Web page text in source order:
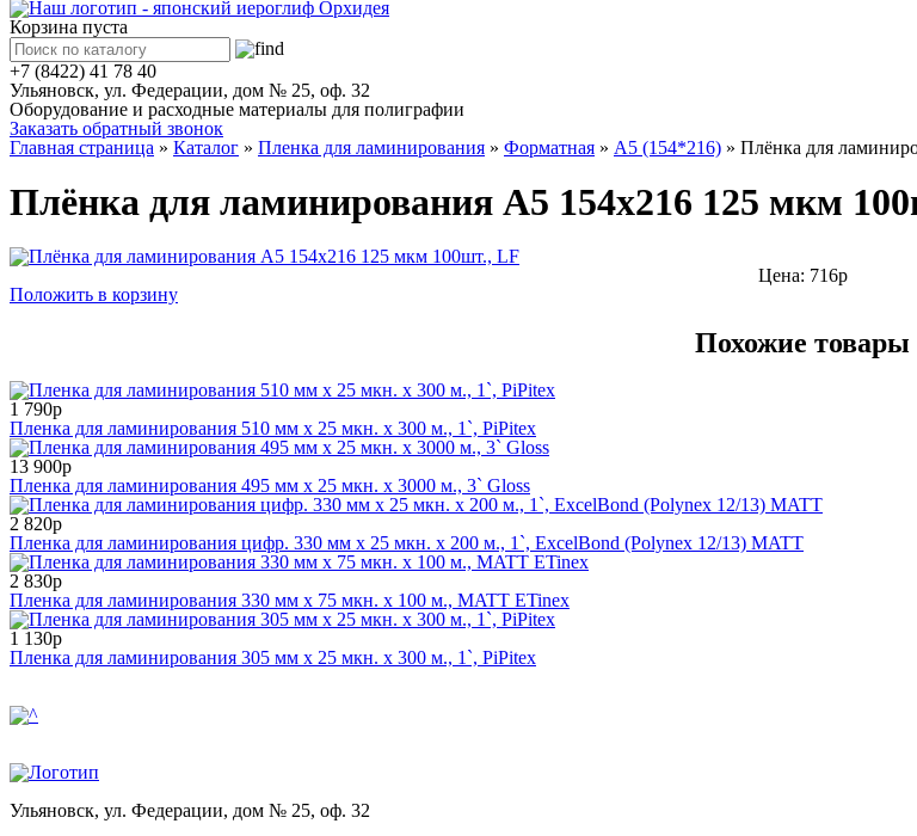
Корзина пуста
+7 (8422) 41 78 40
Ульяновск, ул. Федерации, дом № 25, оф. 32
Оборудование и расходные материалы для полиграфии
Заказать обратный звонок
Главная страница » Каталог » Пленка для ламинирования » Форматная » А5 (154*216) » Плёнка для
Плёнка для ламинирования А5 154х216 125 мкм
Цена: 716р
Положить в корзину
Похожие товары
1 790р
Пленка для ламинирования 510 мм x 25 мкн. x 300 м., 1`, PiPitex
13 900р
Пленка для ламинирования 495 мм x 25 мкн. x 3000 м., 3` Gloss
2 820р
Пленка для ламинирования цифр. 330 мм x 25 мкн. x 200 м., 1`, ExcelBond (Polynex 12/13) MATT
2 830р
Пленка для ламинирования 330 мм x 75 мкн. x 100 м., MATT ETinex
1 130р
Пленка для ламинирования 305 мм x 25 мкн. x 300 м., 1`, PiPitex
Ульяновск, ул. Федерации, дом № 25, оф. 32